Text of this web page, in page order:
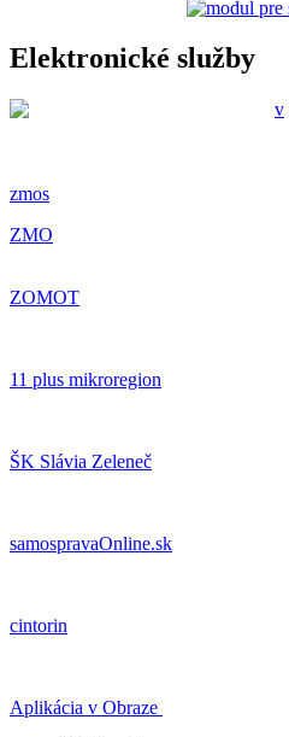
Elektronické služby
zmos
ZMO
ZOMOT
11 plus mikroregion
ŠK Slávia Zeleneč
samospravaOnline.sk
cintorin
Aplikácia v Obraze